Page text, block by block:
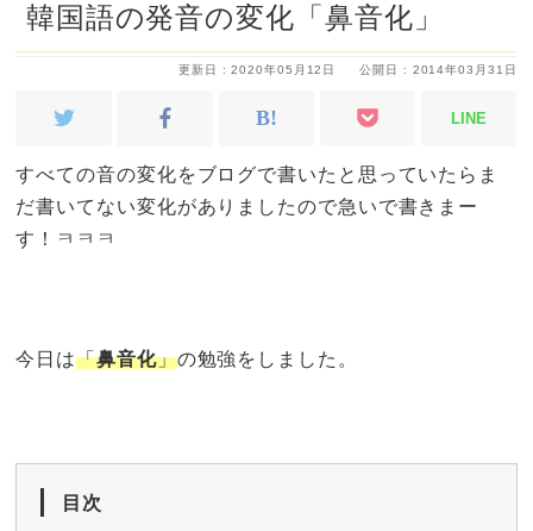
韓国語の発音の変化「鼻音化」
公開日 : 2014年03月31日
更新日 : 2020年05月12日
LINE
すべての音の変化をブログで書いたと思っていたらま
だ書いてない変化がありましたので急いで書きまー
す！ㅋㅋㅋ
今日は「鼻音化」の勉強をしました。
目次